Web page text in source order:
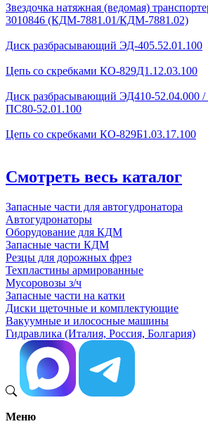
Звездочка натяжная (ведомая)
3010846 (КДМ-7881.01/КДМ-7881.02)
Диск разбрасывающий ЭД-405.52.01.100
Цепь со скребками КО-829Д1.12.03.100
Диск разбрасывающий ЭД410-52.04.000
ПС80-52.01.100
Цепь со скребками КО-829Б1.03.17.100
Смотреть весь каталог
Запасные части для автогудронатора
Автогудронаторы
Оборудование для КДМ
Запасные части КДМ
Резцы для дорожных фрез
Техпластины армированные
Мусоровозы з/ч
Запасные части на катки
Диски щеточные и комплектующие
Вакуумные и илососные машины
Гидравлика (Италия, Россия, Болгария)
Меню